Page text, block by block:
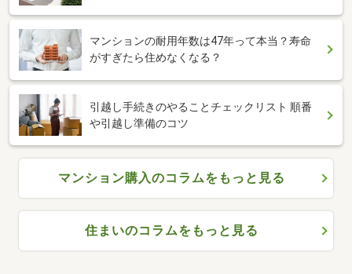
マンションの耐用年数は47年って本当？寿命
がすぎたら住めなくなる？
引越し手続きのやることチェックリスト 順番
や引越し準備のコツ
マンション購入のコラムをもっと見る
住まいのコラムをもっと見る